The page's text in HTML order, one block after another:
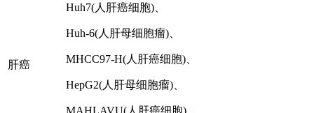
肝癌
Huh7(人肝癌细胞)、
Huh-6(人肝母细胞瘤)、
MHCC97-H(人肝癌细胞)、
HepG2(人肝母细胞瘤)、
MAHLAVU(人肝癌细胞)...